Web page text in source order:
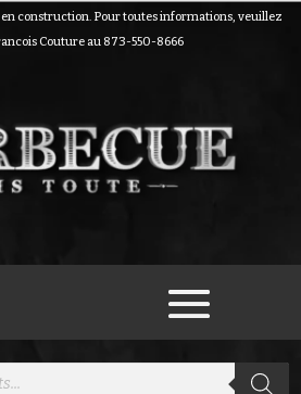
en construction. Pour toutes informations, veuillez
Couture au 873-550-8666